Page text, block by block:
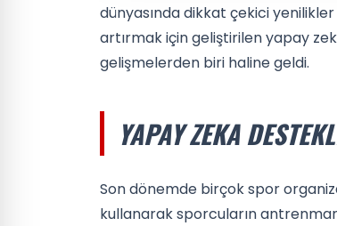
dünyasında dikkat çekici
artırmak için geliştirilen yapay
gelişmelerden biri haline geldi.
YAPAY ZEKA
Son dönemde birçok spor
kullanarak sporcuların